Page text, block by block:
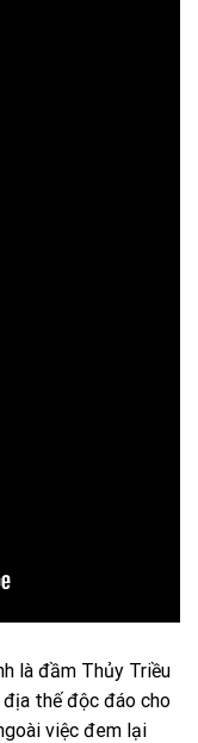
là đầm Thủy Triều
thế độc đáo cho
việc đem lại